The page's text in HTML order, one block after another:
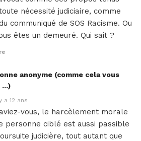
nécessité judiciaire, comme
communiqué de SOS Racisme. Ou
êtes un demeuré. Qui sait ?
anonyme (comme cela vous
a 12 ans
vous, le harcèlement morale
personne ciblé est aussi passible
judicière, tout autant que